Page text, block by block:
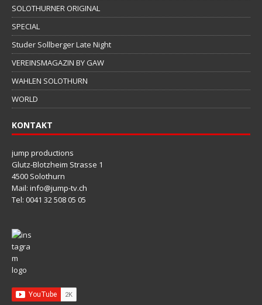
SOLOTHURNER ORIGINAL
SPECIAL
Studer Sollberger Late Night
VEREINSMAGAZIN BY GAW
WAHLEN SOLOTHURN
WORLD
KONTAKT
jump productions
Glutz-Blotzheim Strasse 1
4500 Solothurn
Mail: info@jump-tv.ch
Tel: 0041 32 508 05 05